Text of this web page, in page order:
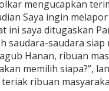
mengucapkan
Saya ingin
ini saya ditugaskan
saudara-saudara
Hanan, ribuan
memilih siapa?”,
teriak ribuan